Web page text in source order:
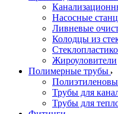
Насосные
Ливневые
Колодцы из
Жироуловители
Полимерные трубы
Трубы для
Трубы для